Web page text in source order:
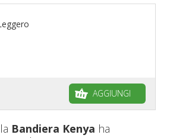
AGGIUNGI
Bandiera Kenya ha